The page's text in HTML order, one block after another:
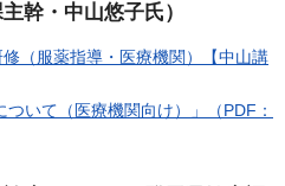
幹・中山悠子氏）
修（服薬指導・医療機関）【中山講
ついて（医療機関向け）」（PDF：